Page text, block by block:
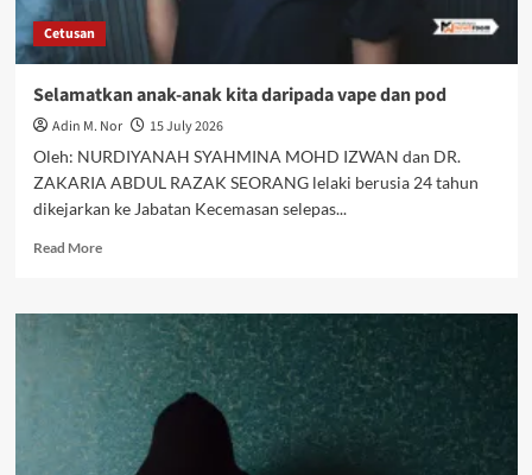
Cetusan
Selamatkan anak-anak kita daripada vape dan pod
Adin M. Nor
15 July 2026
Oleh: NURDIYANAH SYAHMINA MOHD IZWAN dan DR.
ZAKARIA ABDUL RAZAK SEORANG lelaki berusia 24 tahun
dikejarkan ke Jabatan Kecemasan selepas...
Read More